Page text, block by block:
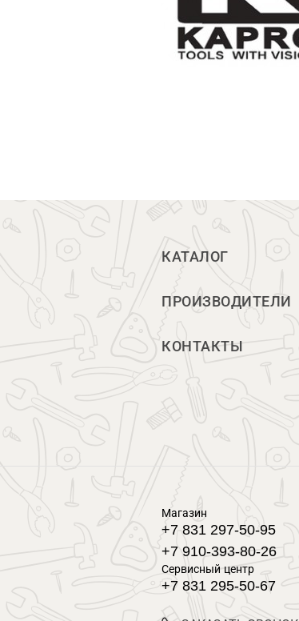
КАТАЛОГ
ПРОИЗВОДИТЕЛИ
КОНТАКТЫ
Магазин
+7 831 297-50-95
+7 910-393-80-26
Сервисный центр
+7 831 295-50-67